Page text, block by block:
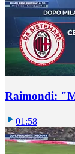
Raimondi:
01:58